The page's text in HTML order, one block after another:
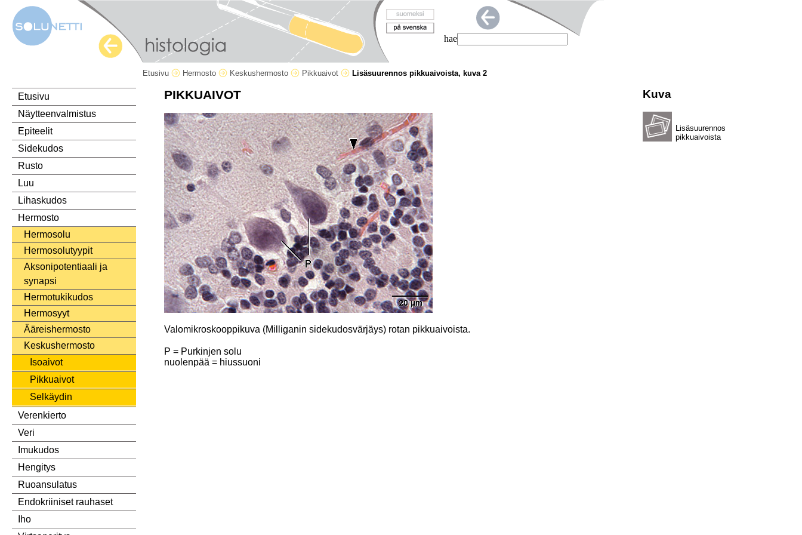
hae
Etusivu Hermosto Keskushermosto Pikkuaivot Lisäsuurennos pikkuaivoista, kuva 2
Etusivu
Näytteenvalmistus
Epiteelit
Sidekudos
Rusto
Luu
Lihaskudos
Hermosto
Hermosolu
Hermosolutyypit
Aksonipotentiaali ja
synapsi
Hermotukikudos
Hermosyyt
Ääreishermosto
Keskushermosto
Isoaivot
Pikkuaivot
Selkäydin
Verenkierto
Veri
Imukudos
Hengitys
Ruoansulatus
Endokriiniset rauhaset
Iho
Kuva
Lisäsuurennos
pikkuaivoista
PIKKUAIVOT
Valomikroskooppikuva (Milliganin sidekudosvärjäys) rotan pikkuaivoista.
P = Purkinjen solu
nuolenpää = hiussuoni